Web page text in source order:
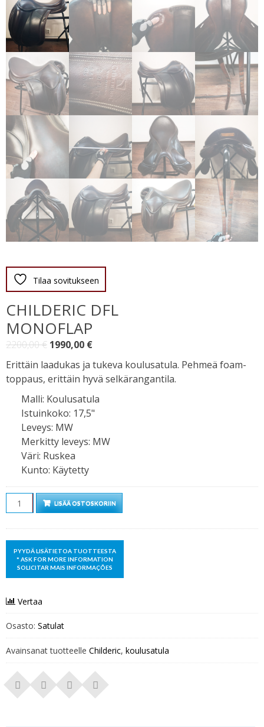
Tilaa sovitukseen
CHILDERIC DFL
MONOFLAP
2200,00€ Alkuperäinen
hinta
oli:
2200,00 €.
1990,00 €Nykyinen
hinta
on:
1990,00 €.
Erittäin laadukas ja tukeva koulusatula. Pehmeä foam-
toppaus, erittäin hyvä selkärangantila.
Malli: Koulusatula
Istuinkoko: 17,5"
Leveys: MW
Merkitty leveys: MW
Väri: Ruskea
Kunto: Käytetty
Määrä LISÄÄ OSTOSKORIIN
Vertaa
Osasto: Satulat
Avainsanat tuotteelle Childeric, koulusatula